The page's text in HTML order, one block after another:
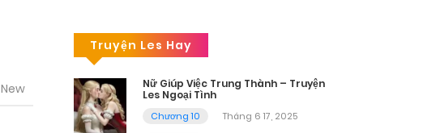
New
Truyện Les Hay
Nữ Giúp Việc Trung Thành – Truyện
Les Ngoại Tình
Chương 10
Tháng 6 17, 2025